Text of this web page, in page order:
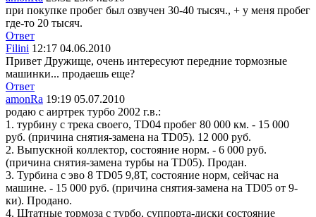
при покупке пробег был озвучен 30-40 тысяч., + у меня пробег
где-то 20 тысяч.
Ответ
Filini 12:17 04.06.2010
Привет Дружище, очень интересуют передние тормозные
машинки... продаешь еще?
Ответ
amonRa 19:19 05.07.2010
родаю с аиртрек турбо 2002 г.в.:
1. турбину с трека своего, TD04 пробег 80 000 км. - 15 000
руб. (причина снятия-замена на TD05). 12 000 руб.
2. Выпускной коллектор, состояние норм. - 6 000 руб.
(причина снятия-замена турбы на TD05). Продан.
3. Турбина с эво 8 TD05 9,8Т, состояние норм, сейчас на
машине. - 15 000 руб. (причина снятия-замена на TD05 от 9-
ки). Продано.
4. Штатные тормоза с турбо, суппорта-диски состояние